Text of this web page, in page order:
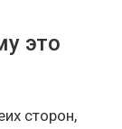
это
сторон,